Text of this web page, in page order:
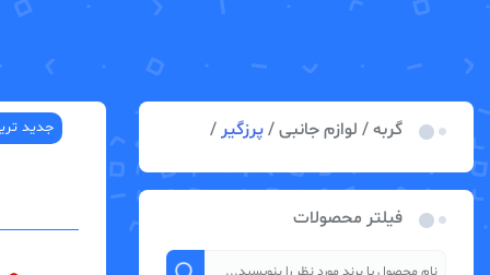
گربه / لوازم جانبی /پرزگیر /
فیلتر محصولات
جدید